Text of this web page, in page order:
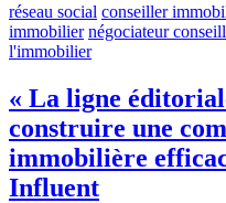
réseau social conseiller
immobilier négociateur
l'immobilier
« La ligne
construire une
immobilière
Influent